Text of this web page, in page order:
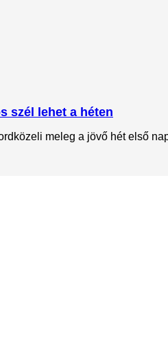
szél lehet a héten
meleg a jövő hét első